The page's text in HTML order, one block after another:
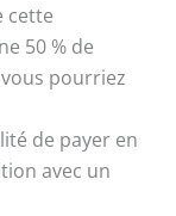
cette
50 % de
pourriez
de payer en
avec un